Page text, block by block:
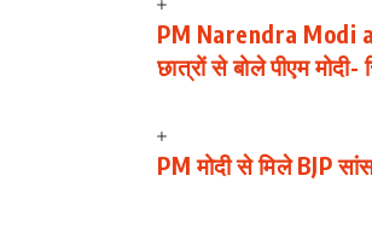
PM Narendra Modi
छात्रों से बोले पीएम
PM मोदी से मिले BJP